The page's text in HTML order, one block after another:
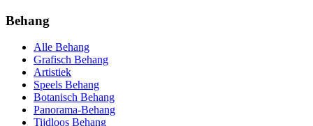
Behang
Alle Behang
Grafisch Behang
Artistiek
Speels Behang
Botanisch Behang
Panorama-Behang
Tijdloos Behang